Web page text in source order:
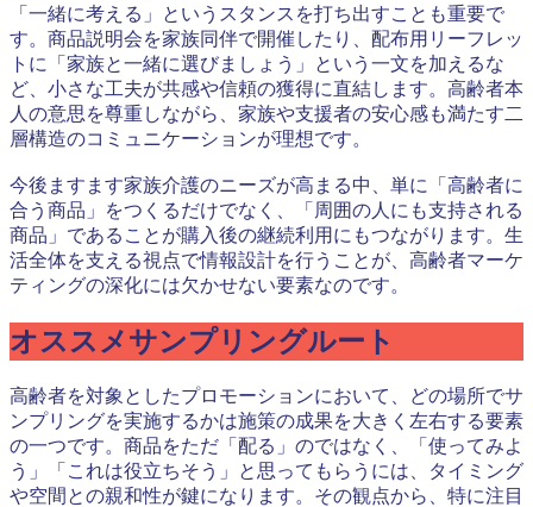
「一緒に考える」というスタンスを打ち出すことも重要で
す。商品説明会を家族同伴で開催したり、配布用リーフレッ
トに「家族と一緒に選びましょう」という一文を加えるな
ど、小さな工夫が共感や信頼の獲得に直結します。高齢者本
人の意思を尊重しながら、家族や支援者の安心感も満たす二
層構造のコミュニケーションが理想です。
今後ますます家族介護のニーズが高まる中、単に「高齢者に
合う商品」をつくるだけでなく、「周囲の人にも支持される
商品」であることが購入後の継続利用にもつながります。生
活全体を支える視点で情報設計を行うことが、高齢者マーケ
ティングの深化には欠かせない要素なのです。
オススメサンプリングルート
高齢者を対象としたプロモーションにおいて、どの場所でサ
ンプリングを実施するかは施策の成果を大きく左右する要素
の一つです。商品をただ「配る」のではなく、「使ってみよ
う」「これは役立ちそう」と思ってもらうには、タイミング
や空間との親和性が鍵になります。その観点から、特に注目